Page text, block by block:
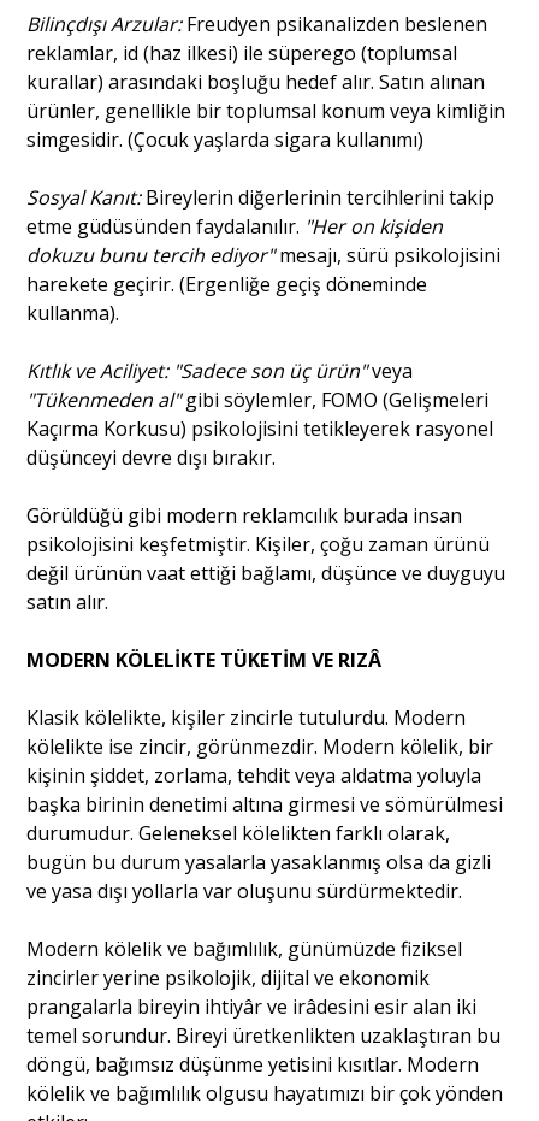
Bilinçdışı Arzular:Freudyen psikanalizden beslenen
reklamlar, id (haz ilkesi) ile süperego (toplumsal
kurallar) arasındaki boşluğu hedef alır. Satın alınan
ürünler, genellikle bir toplumsal konum veya kimliğin
simgesidir. (Çocuk yaşlarda sigara kullanımı)
Sosyal Kanıt:Bireylerin diğerlerinin tercihlerini takip
etme güdüsünden faydalanılır. "Her on kişiden
dokuzu bunu tercih ediyor"mesajı, sürü psikolojisini
harekete geçirir. (Ergenliğe geçiş döneminde
kullanma).
Kıtlık ve Aciliyet: "Sadece son üç ürün"veya
"Tükenmeden al"gibi söylemler, FOMO (Gelişmeleri
Kaçırma Korkusu) psikolojisini tetikleyerek rasyonel
düşünceyi devre dışı bırakır.
Görüldüğü gibi modern reklamcılık burada insan
psikolojisini keşfetmiştir. Kişiler, çoğu zaman ürünü
değil ürünün vaat ettiği bağlamı, düşünce ve duyguyu
satın alır.
MODERN KÖLELİKTE TÜKETİM VE RIZÂ
Klasik kölelikte, kişiler zincirle tutulurdu. Modern
kölelikte ise zincir, görünmezdir. Modern kölelik, bir
kişinin şiddet, zorlama, tehdit veya aldatma yoluyla
başka birinin denetimi altına girmesi ve sömürülmesi
durumudur. Geleneksel kölelikten farklı olarak,
bugün bu durum yasalarla yasaklanmış olsa da gizli
ve yasa dışı yollarla var oluşunu sürdürmektedir.
Modern kölelik ve bağımlılık, günümüzde fiziksel
zincirler yerine psikolojik, dijital ve ekonomik
prangalarla bireyin ihtiyâr ve irâdesini esir alan iki
temel sorundur. Bireyi üretkenlikten uzaklaştıran bu
döngü, bağımsız düşünme yetisini kısıtlar. Modern
kölelik ve bağımlılık olgusu hayatımızı bir çok yönden